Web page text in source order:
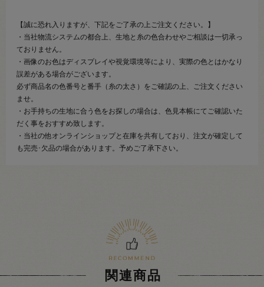
【誠に恐れ入りますが、下記をご了承の上ご注文ください。】
・当社物流システムの都合上、生地と糸の色合わせやご相談は一切承っ
ておりません。
・画像のお色はディスプレイや視覚環境等により、実際の色とはかなり
誤差がある場合がございます。
必ず商品名の色番号と番手（糸の太さ）をご確認の上、ご注文ください
ませ。
・お手持ちの生地に合う色をお探しの場合は、色見本帳にてご確認いた
だく事をおすすめ致します。
・当社の他オンラインショップと在庫を共有しており、注文が確定して
も完売･欠品の場合があります。予めご了承下さい。
関連商品